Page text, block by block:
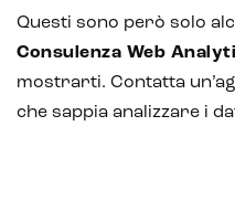
Questi sono però solo
Consulenza Web
mostrarti. Contatta
che sappia analizzare i